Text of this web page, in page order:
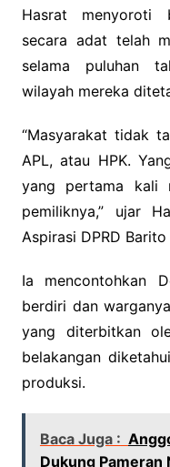
Hasrat menyoroti
secara adat telah
selama puluhan
wilayah mereka
“Masyarakat tidak
APL, atau HPK.
yang pertama kali
pemiliknya,” ujar
Aspirasi DPRD
Ia mencontohkan
berdiri dan
yang diterbitkan
belakangan
produksi.
Baca Juga :
Dukung Pameran